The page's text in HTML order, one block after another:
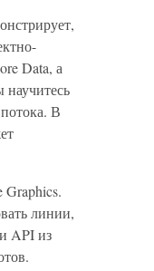
Data, а
В
Graphics.
линии,
API из